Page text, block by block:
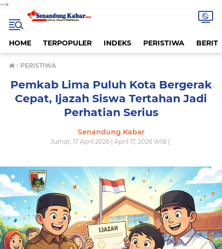
-->
HOME TERPOPULER INDEKS PERISTIWA
› PERISTIWA
Pemkab Lima Puluh Kota Bergerak
Cepat, Ijazah Siswa Tertahan Jadi
Perhatian Serius
Senandung Kabar
Jumat, 17 April 2026 | April 17, 2026 WIB |